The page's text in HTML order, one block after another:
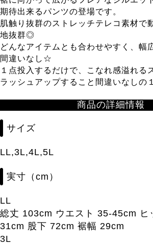
期待出来るパンツの登場です。
肌触り抜群のストレッチテレコ素材で
地抜群◎
どんなアイテムとも合わせやすく、幅
間違いなし☆
１点投入するだけで、こなれ感溢れる
ラッシュアップすること間違いなしの
商品の詳細情報
サイズ
LL,3L,4L,5L
実寸（cm）
LL
総丈 103cm ウエスト 35-45cm ヒ
31cm 股下 72cm 裾幅 29cm
3L